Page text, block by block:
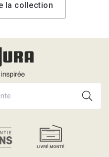
la collection